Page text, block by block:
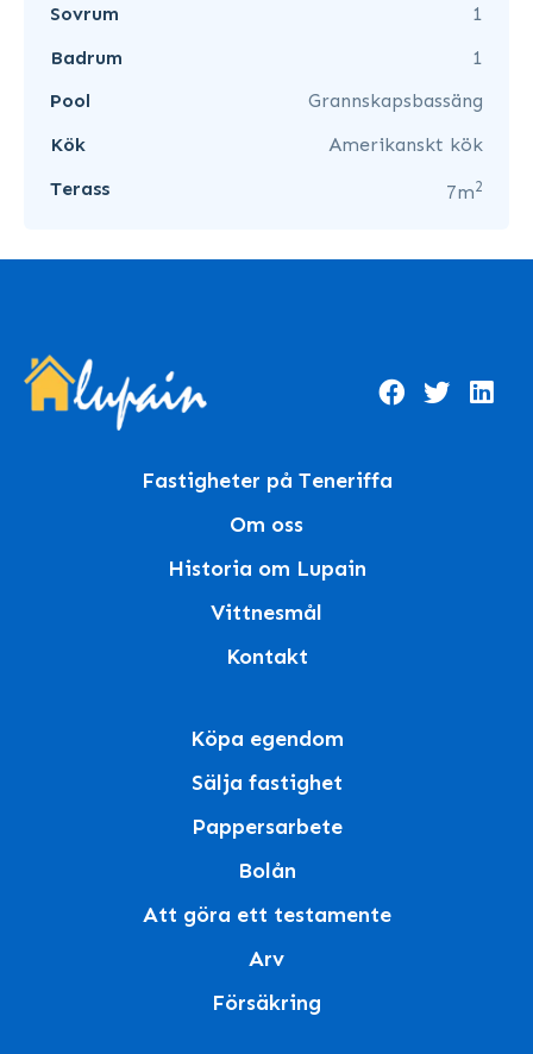
Sovrum
1
Badrum
1
Pool
Grannskapsbassäng
Kök
Amerikanskt kök
Terass
7m2
Fastigheter på Teneriffa
Om oss
Historia om Lupain
Vittnesmål
Kontakt
Köpa egendom
Sälja fastighet
Pappersarbete
Bolån
Att göra ett testamente
Arv
Försäkring